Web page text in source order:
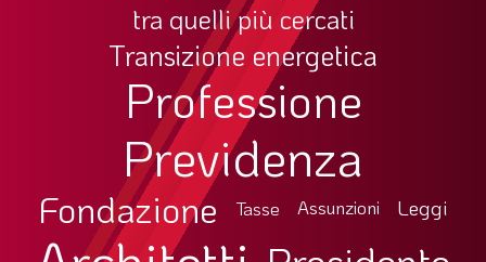
tra quelli più cercati
Transizione energetica
Professione
Previdenza
Fondazione Tasse Assunzioni Leggi